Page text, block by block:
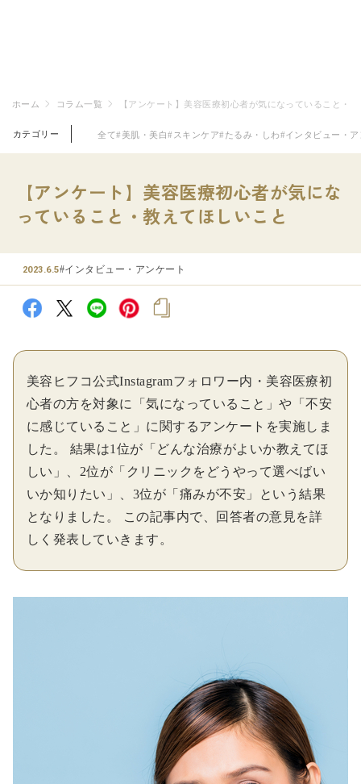
ホーム コラム一覧 【アンケート】美容医療初心者が気になっていること・
カテゴリー 全て#美肌・美白#スキンケア#たるみ・しわ#インタビュー・
【アンケート】美容医療初心者が気にな
っていること・教えてほしいこと
2023.6.5#インタビュー・アンケート
美容ヒフコ公式Instagramフォロワー内・美容医療初
心者の方を対象に「気になっていること」や「不安
に感じていること」に関するアンケートを実施しま
した。 結果は1位が「どんな治療がよいか教えてほ
しい」、2位が「クリニックをどうやって選べばい
いか知りたい」、3位が「痛みが不安」という結果
となりました。 この記事内で、回答者の意見を詳
しく発表していきます。